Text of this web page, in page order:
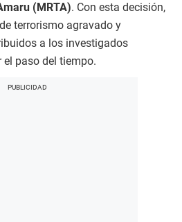
(MRTA). Con esta decisión,
terrorismo agravado y
a los investigados
paso del tiempo.